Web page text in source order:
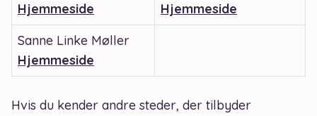
Hjemmeside
Hjemmeside
Sanne Linke Møller
Hjemmeside
Hvis du kender andre steder, der tilbyder